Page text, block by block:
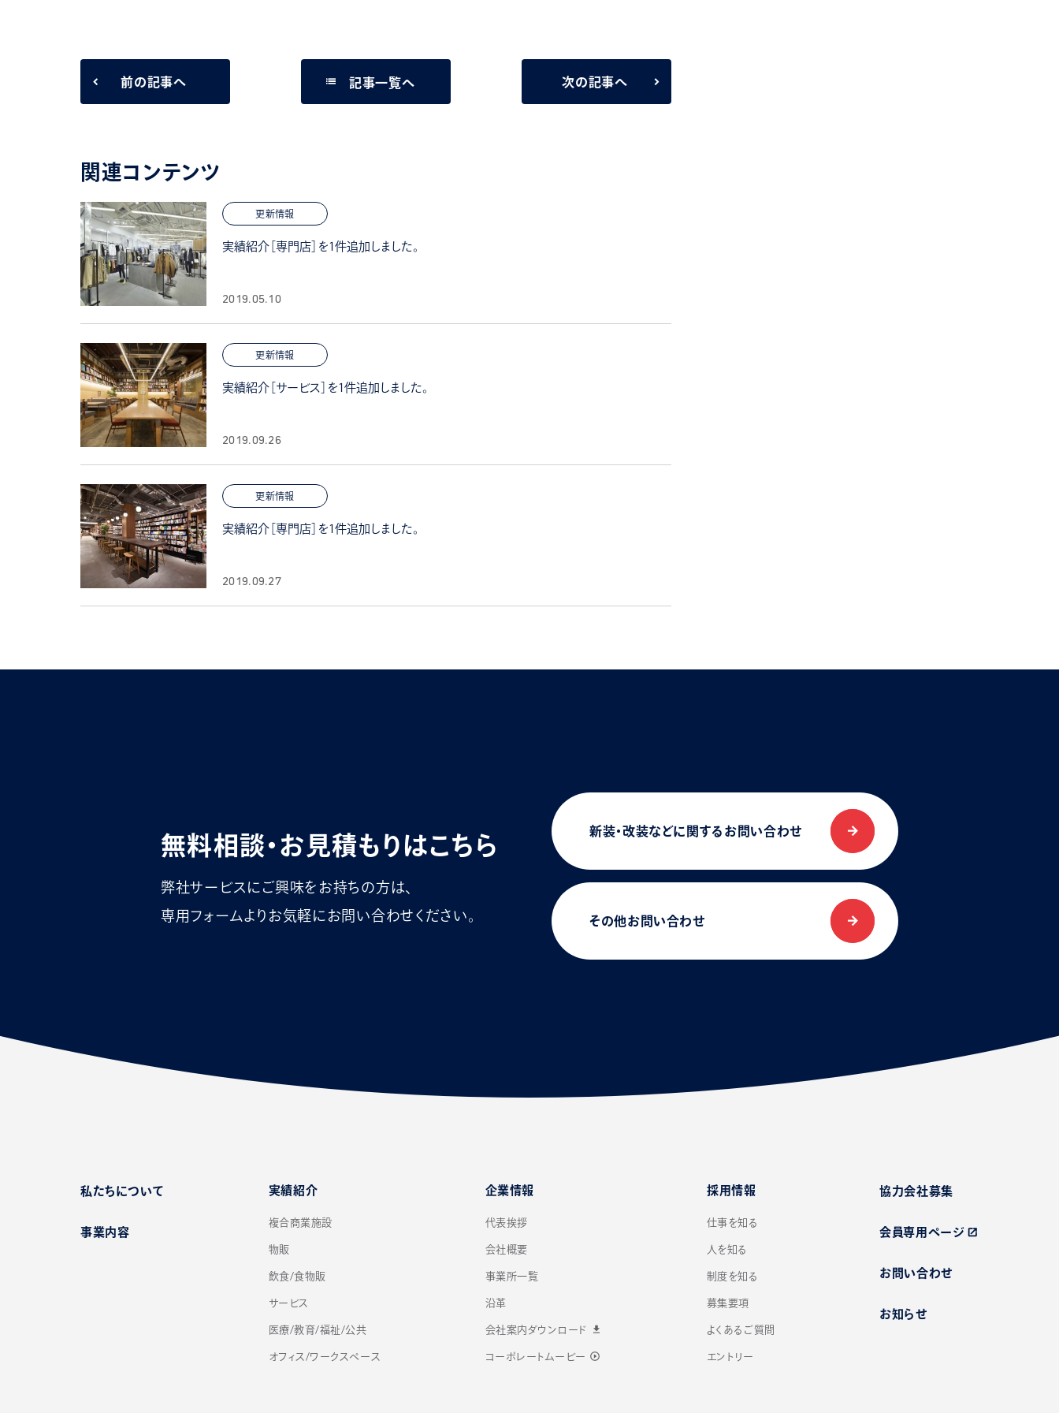
前の記事へ list 記事一覧へ 次の記事へ
関連コンテンツ
更新情報
実績紹介［専門店］を1件追加しました。
2019.05.10
更新情報
実績紹介［サービス］を1件追加しました。
2019.09.26
更新情報
実績紹介［専門店］を1件追加しました。
2019.09.27
無料相談・お見積もりはこちら
弊社サービスにご興味をお持ちの方は、
専用フォームよりお気軽にお問い合わせください。
新装・改装などに関する お問い合わせ
その他お問い合わせ
私たちについて
事業内容
実績紹介
複合商業施設
物販
飲食/食物販
サービス
医療/教育/福祉/公共
オフィス/ワークスペース
企業情報
代表挨拶
会社概要
事業所一覧
沿革
会社案内ダウンロード download
コーポレートムービー play_circle_outline
採用情報
仕事を知る
人を知る
制度を知る
募集要項
よくあるご質問
エントリー
協力会社募集
会員専用ページ open_in_new
お問い合わせ
お知らせ